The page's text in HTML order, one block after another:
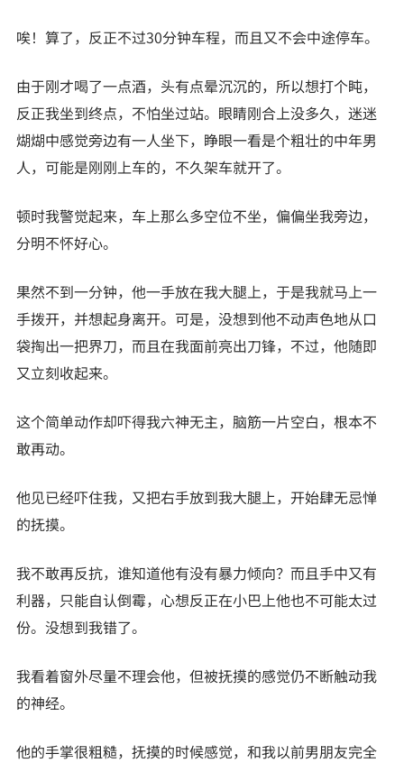
唉！算了，反正不过30分钟车程，而且又不会中途停车。
由于刚才喝了一点酒，头有点晕沉沉的，所以想打个盹，
反正我坐到终点，不怕坐过站。眼睛刚合上没多久，迷迷
煳煳中感觉旁边有一人坐下，睁眼一看是个粗壮的中年男
人，可能是刚刚上车的，不久架车就开了。
顿时我警觉起来，车上那么多空位不坐，偏偏坐我旁边，
分明不怀好心。
果然不到一分钟，他一手放在我大腿上，于是我就马上一
手拨开，并想起身离开。可是，没想到他不动声色地从口
袋掏出一把界刀，而且在我面前亮出刀锋，不过，他随即
又立刻收起来。
这个简单动作却吓得我六神无主，脑筋一片空白，根本不
敢再动。
他见已经吓住我，又把右手放到我大腿上，开始肆无忌惮
的抚摸。
我不敢再反抗，谁知道他有没有暴力倾向？而且手中又有
利器，只能自认倒霉，心想反正在小巴上他也不可能太过
份。没想到我错了。
我看着窗外尽量不理会他，但被抚摸的感觉仍不断触动我
的神经。
他的手掌很粗糙，抚摸的时候感觉，和我以前男朋友完全